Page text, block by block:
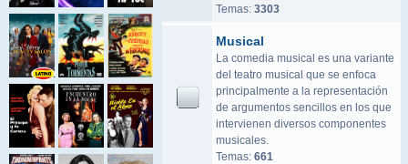
Temas: 3303
Musical
La comedia musical es una variante
del teatro musical que se enfoca
principalmente a la representación
de argumentos sencillos en los que
intervienen diversos componentes
musicales.
Temas: 661